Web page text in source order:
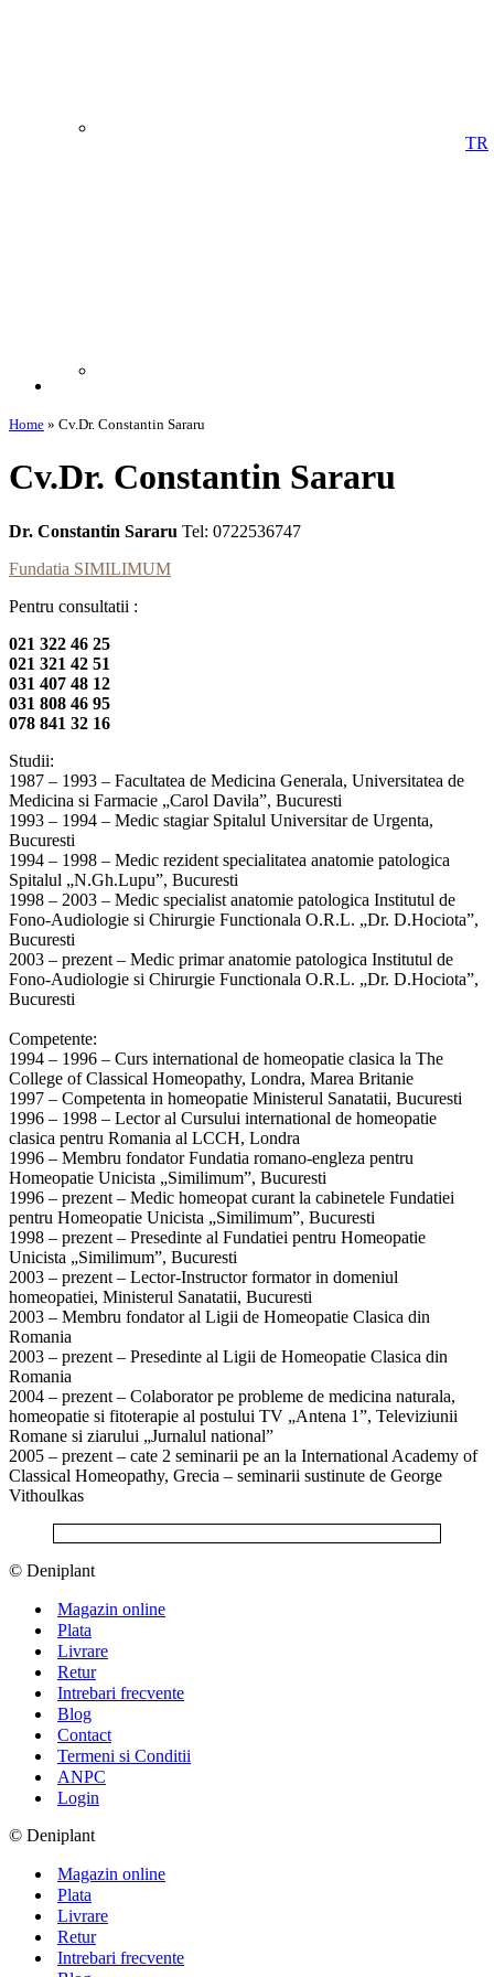
TR
Home » Cv.Dr. Constantin Sararu
Cv.Dr. Constantin Sararu
Dr. Constantin Sararu Tel: 0722536747
Fundatia SIMILIMUM
Pentru consultatii :
021 322 46 25
021 321 42 51
031 407 48 12
031 808 46 95
078 841 32 16
Studii:
1987 – 1993 – Facultatea de Medicina Generala, Universitatea de
Medicina si Farmacie „Carol Davila”, Bucuresti
1993 – 1994 – Medic stagiar Spitalul Universitar de Urgenta,
Bucuresti
1994 – 1998 – Medic rezident specialitatea anatomie patologica
Spitalul „N.Gh.Lupu”, Bucuresti
1998 – 2003 – Medic specialist anatomie patologica Institutul de
Fono-Audiologie si Chirurgie Functionala O.R.L. „Dr. D.Hociota”,
Bucuresti
2003 – prezent – Medic primar anatomie patologica Institutul de
Fono-Audiologie si Chirurgie Functionala O.R.L. „Dr. D.Hociota”,
Bucuresti
Competente:
1994 – 1996 – Curs international de homeopatie clasica la The
College of Classical Homeopathy, Londra, Marea Britanie
1997 – Competenta in homeopatie Ministerul Sanatatii, Bucuresti
1996 – 1998 – Lector al Cursului international de homeopatie
clasica pentru Romania al LCCH, Londra
1996 – Membru fondator Fundatia romano-engleza pentru
Homeopatie Unicista „Similimum”, Bucuresti
1996 – prezent – Medic homeopat curant la cabinetele Fundatiei
pentru Homeopatie Unicista „Similimum”, Bucuresti
1998 – prezent – Presedinte al Fundatiei pentru Homeopatie
Unicista „Similimum”, Bucuresti
2003 – prezent – Lector-Instructor formator in domeniul
homeopatiei, Ministerul Sanatatii, Bucuresti
2003 – Membru fondator al Ligii de Homeopatie Clasica din
Romania
2003 – prezent – Presedinte al Ligii de Homeopatie Clasica din
Romania
2004 – prezent – Colaborator pe probleme de medicina naturala,
homeopatie si fitoterapie al postului TV „Antena 1”, Televiziunii
Romane si ziarului „Jurnalul national”
2005 – prezent – cate 2 seminarii pe an la International Academy of
Classical Homeopathy, Grecia – seminarii sustinute de George
Vithoulkas
© Deniplant
Magazin online
Plata
Livrare
Retur
Intrebari frecvente
Blog
Contact
Termeni si Conditii
ANPC
Login
© Deniplant
Magazin online
Plata
Livrare
Retur
Intrebari frecvente